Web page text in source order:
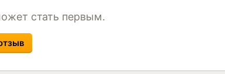
стать первым.